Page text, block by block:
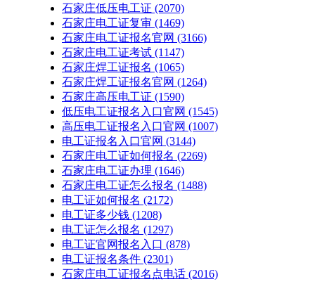
石家庄低压电工证 (2070)
石家庄电工证复审 (1469)
石家庄电工证报名官网 (3166)
石家庄电工证考试 (1147)
石家庄焊工证报名 (1065)
石家庄焊工证报名官网 (1264)
石家庄高压电工证 (1590)
低压电工证报名入口官网 (1545)
高压电工证报名入口官网 (1007)
电工证报名入口官网 (3144)
石家庄电工证如何报名 (2269)
石家庄电工证办理 (1646)
石家庄电工证怎么报名 (1488)
电工证如何报名 (2172)
电工证多少钱 (1208)
电工证怎么报名 (1297)
电工证官网报名入口 (878)
电工证报名条件 (2301)
石家庄电工证报名点电话 (2016)